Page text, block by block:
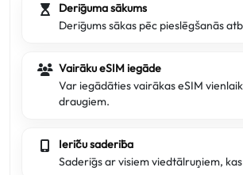
Derīguma sākums
Derīgums sākas pēc pieslēgšanās
Vairāku eSIM iegāde
Var iegādāties vairākas eSIM
draugiem.
Ierīču saderība
Saderīgs ar visiem viedtālruņiem,